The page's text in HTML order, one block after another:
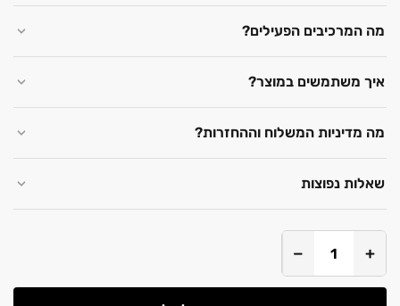
מה המרכיבים הפעילים?
איך משתמשים במוצר?
מה מדיניות המשלוח וההחזרות?
שאלות נפוצות
+
−